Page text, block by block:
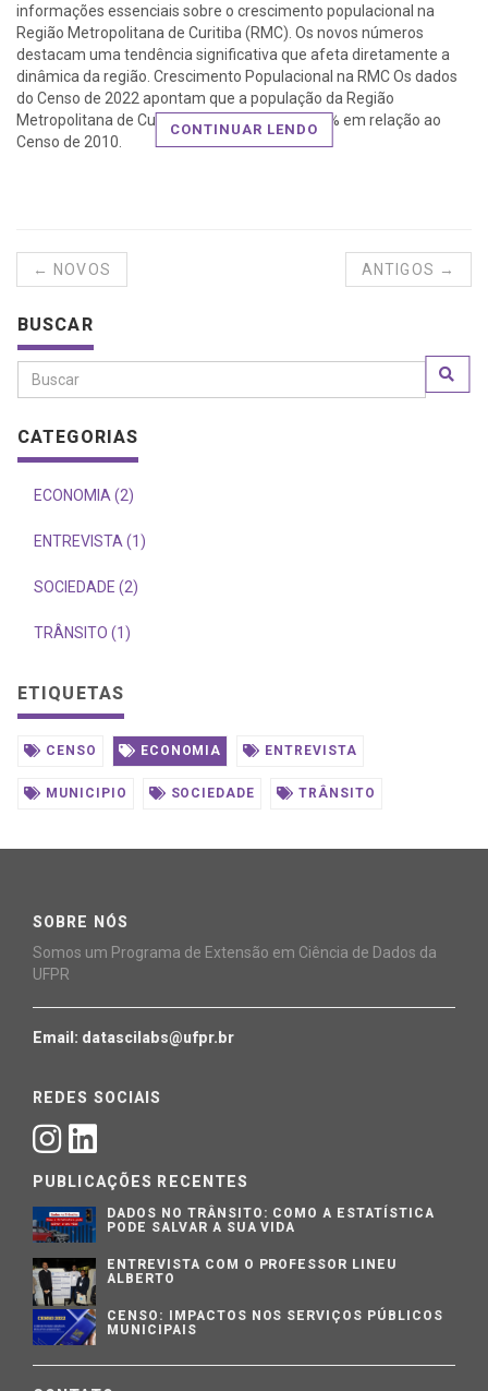
informações essenciais sobre o crescimento populacional na
Região Metropolitana de Curitiba (RMC). Os novos números
destacam uma tendência significativa que afeta diretamente a
dinâmica da região. Crescimento Populacional na RMC Os dados
do Censo de 2022 apontam que a população da Região
Metropolitana de Curitiba (RMC) cresceu 10,4% em relação ao
Censo de 2010.
CONTINUAR LENDO
← NOVOS ANTIGOS →
BUSCAR
CATEGORIAS
ECONOMIA (2)
ENTREVISTA (1)
SOCIEDADE (2)
TRÂNSITO (1)
ETIQUETAS
CENSO ECONOMIA ENTREVISTA
MUNICIPIO SOCIEDADE TRÂNSITO
SOBRE NÓS
Somos um Programa de Extensão em Ciência de Dados da
UFPR
Email: datascilabs@ufpr.br
REDES SOCIAIS
PUBLICAÇÕES RECENTES
DADOS NO TRÂNSITO: COMO A ESTATÍSTICA
PODE SALVAR A SUA VIDA
ENTREVISTA COM O PROFESSOR LINEU
ALBERTO
CENSO: IMPACTOS NOS SERVIÇOS PÚBLICOS
MUNICIPAIS